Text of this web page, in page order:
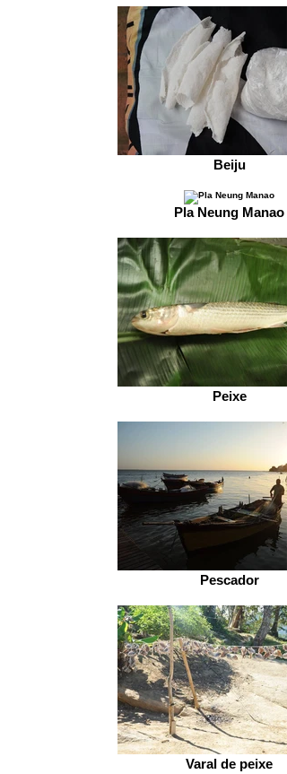
Beiju
Pla Neung Manao
Peixe
Pescador
Varal de peixe